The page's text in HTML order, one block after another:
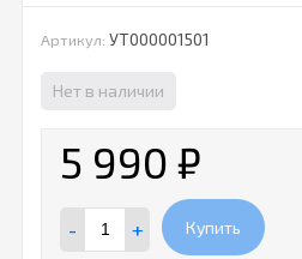
Артикул: УТ000001501
Нет в наличии
5 990 ₽
- + Купить